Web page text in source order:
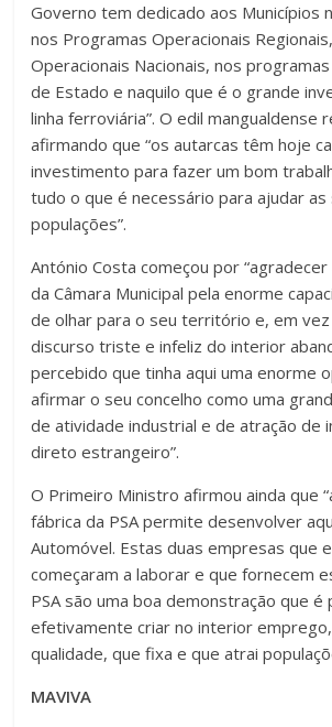
Governo tem dedicado aos Municípios
nos Programas Operacionais
Operacionais Nacionais, nos
de Estado e naquilo que é o grande
linha ferroviária”. O edil mangualdense
afirmando que “os autarcas têm hoje
investimento para fazer um bom
tudo o que é necessário para ajudar as
populações”.
António Costa começou por
da Câmara Municipal pela enorme
de olhar para o seu território e, em
discurso triste e infeliz do interior
percebido que tinha aqui uma enorme
afirmar o seu concelho como uma
de atividade industrial e de atração de
direto estrangeiro”.
O Primeiro Ministro afirmou ainda que
fábrica da PSA permite desenvolver
Automóvel. Estas duas empresas que
começaram a laborar e que fornecem
PSA são uma boa demonstração que é
efetivamente criar no interior
qualidade, que fixa e que atrai
MAVIVA